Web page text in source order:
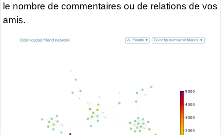
le nombre de commentaires ou de relations de vos
amis.